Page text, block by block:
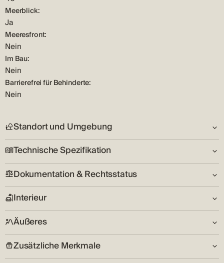
Meerblick:
Ja
Meeresfront:
Nein
Im Bau:
Nein
Barrierefrei für Behinderte:
Nein
Standort und Umgebung
Siehe:
Blick aufs Meer
Umwelt:
Friedlich
Adresse:
Šibenik
Land:
HR
Technische Spezifikation
Anzahl der Etagen:
2
Garage:
Nein
Parken:
Parken im Freien
Versorgungsunternehmen:
Dokumentation & Rechtsstatus
Schlüssel im Besitz:
Nein
Interieur
Anzahl der Schlafzimmer:
4
Wohnzimmer:
Äußeres
Bäume:
Zusätzliche Merkmale